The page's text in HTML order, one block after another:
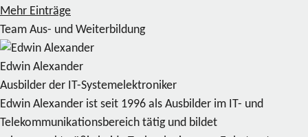
Mehr Einträge
Team Aus- und Weiterbildung
Edwin Alexander
Ausbilder der IT-Systemelektroniker
Edwin Alexander ist seit 1996 als Ausbilder im IT- und
Telekommunikationsbereich tätig und bildet